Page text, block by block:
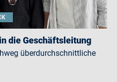
die Geschäftsleitung
überdurchschnittliche